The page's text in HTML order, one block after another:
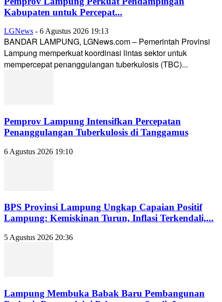
Kabupaten untuk Percepat...
LGNews - 6 Agustus 2026 19:13
BANDAR LAMPUNG, LGNews.com – Pemerintah Provinsi
Lampung memperkuat koordinasi lintas sektor untuk
mempercepat penanggulangan tuberkulosis (TBC)...
Pemprov Lampung Intensifkan Percepatan
Penanggulangan Tuberkulosis di Tanggamus
6 Agustus 2026 19:10
BPS Provinsi Lampung Ungkap Capaian Positif
Lampung: Kemiskinan Turun, Inflasi Terkendali,...
5 Agustus 2026 20:36
Lampung Membuka Babak Baru Pembangunan